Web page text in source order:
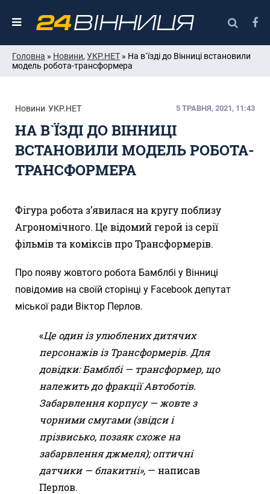
Головна » Новини, УКР.НЕТ » На в`їзді до Вінниці встановили
модель робота-трансформера
Новини УКР.НЕТ 5 ТРАВНЯ, 2021, 11:43
НА В`ЇЗДІ ДО ВІННИЦІ
ВСТАНОВИЛИ МОДЕЛЬ РОБОТА-
ТРАНСФОРМЕРА
Фігура робота з’явилася на кругу поблизу
Агрономічного. Це відомий герой із серії
фільмів та коміксів про Трансформерів.
Про появу жовтого робота Бамблбі у Вінниці
повідомив на своїй сторінці у Facebook депутат
міської ради Віктор Перлов.
«Це один із улюблених дитячих
персонажів із Трансформерів. Для
довідки: Бамблбі — трансформер, що
належить до фракції Автоботів.
Забарвлення корпусу — жовте з
чорними смугами (звідси і
прізвисько, позаяк схоже на
забарвлення джмеля); оптичні
датчики — блакитні», — написав
Перлов.